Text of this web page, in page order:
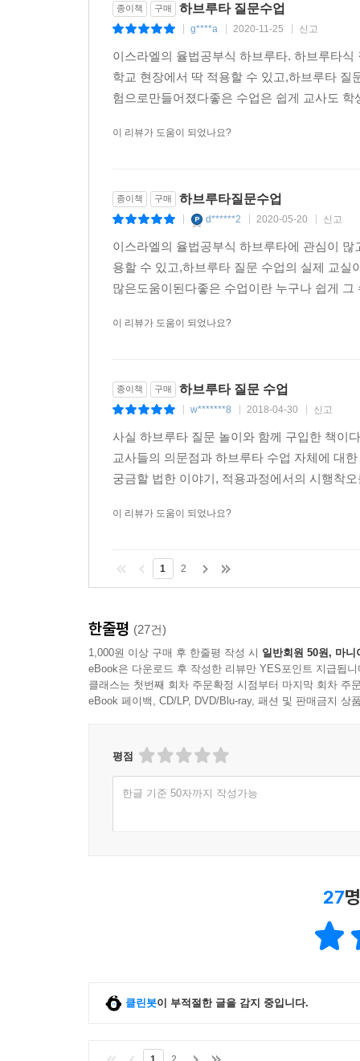
종이책 구매 하브루타 질문수업
g****a 2020-11-25 신고
이스라엘의 율법공부식 하브루타. 하브루타
학교 현장에서 딱 적용할 수 있고,하브루타
험으로만들어졌다좋은 수업은 쉽게 교사도
이 리뷰가 도움이 되었나요?
종이책 구매 하브루타질문수업
d******2 2020-05-20 신고
이스라엘의 율법공부식 하브루타에 관심이
용할 수 있고,하브루타 질문 수업의 실제 교
많은도움이된다좋은 수업이란 누구나 쉽게
이 리뷰가 도움이 되었나요?
종이책 구매 하브루타 질문 수업
w*******8 2018-04-30 신고
사실 하브루타 질문 놀이와 함께 구입한 책이
교사들의 의문점과 하브루타 수업 자체에 대
궁금할 법한 이야기, 적용과정에서의 시행착
이 리뷰가 도움이 되었나요?
1 2
한줄평 (27건)
1,000원 이상 구매 후 한줄평 작성 시 일반회원 50원, 마니
eBook은 다운로드 후 작성한 리뷰만 YES포인트 지급됩니
클래스는 첫번째 회차 주문확정 시점부터 마지막 회차 주
eBook 페이백, CD/LP, DVD/Blu-ray, 패션 및 판매금지 상
평점
한글 기준 50자까지 작성가능
27
클린봇이 부적절한 글을 감지 중입니다.